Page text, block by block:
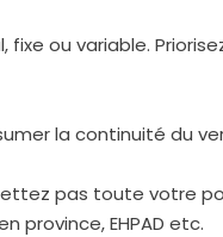
ou variable.
la continuité du
pas toute votre
province, EHPAD etc.